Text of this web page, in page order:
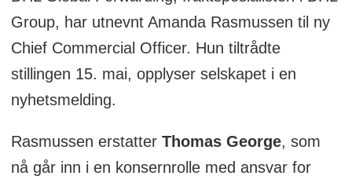
Group, har utnevnt Amanda Rasmussen til ny
Chief Commercial Officer. Hun tiltrådte
stillingen 15. mai, opplyser selskapet i en
nyhetsmelding.
Rasmussen erstatter Thomas George, som
nå går inn i en konsernrolle med ansvar for